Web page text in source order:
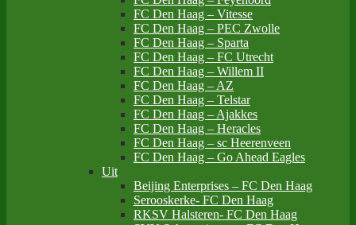
FC Den Haag – Vitesse
FC Den Haag – PEC Zwolle
FC Den Haag – Sparta
FC Den Haag – FC Utrecht
FC Den Haag – Willem II
FC Den Haag – AZ
FC Den Haag – Telstar
FC Den Haag – Ajakkes
FC Den Haag – Heracles
FC Den Haag – sc Heerenveen
FC Den Haag – Go Ahead Eagles
Uit
Beijing Enterprises – FC Den Haag
Serooskerke- FC Den Haag
RKSV Halsteren- FC Den Haag